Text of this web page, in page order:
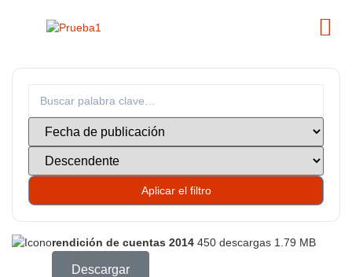
Aplicar el filtro
rendición de cuentas 2014 450 descargas 1.79 MB
Descargar